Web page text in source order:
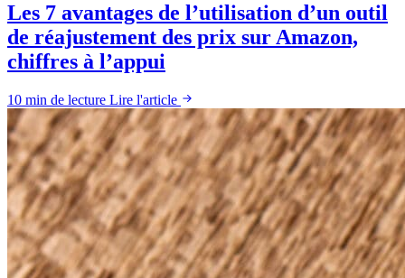
Les 7 avantages de l’utilisation d’un outil
de réajustement des prix sur Amazon,
chiffres à l’appui
10 min de lecture Lire l'article